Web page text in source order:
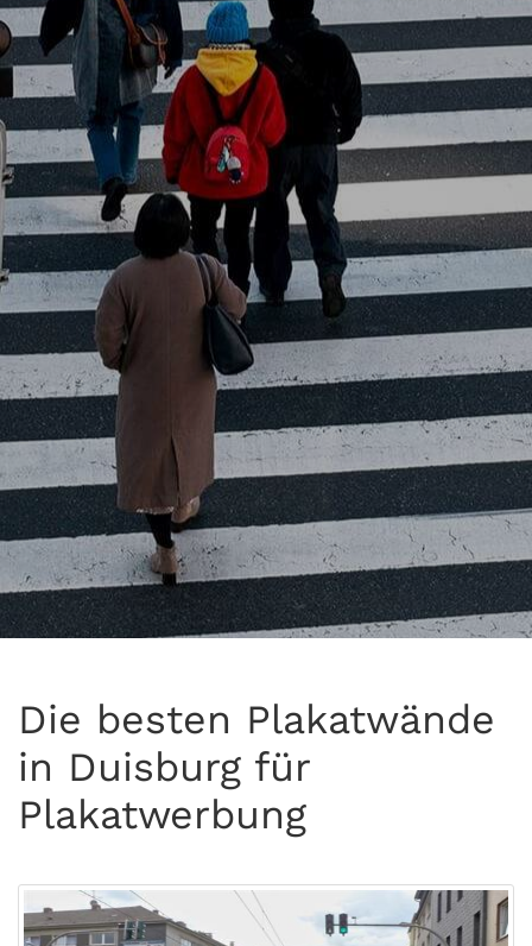
Die besten Plakatwände
in Duisburg für
Plakatwerbung